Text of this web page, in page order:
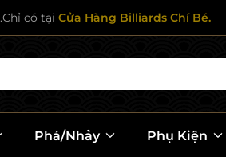
.Chỉ có tại Cửa Hàng Billiards Chí Bé.
Phá/Nhảy Phụ Kiện